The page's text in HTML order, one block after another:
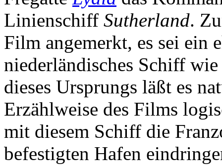
Linienschiff Sutherland.
Film angemerkt, es sei ein
niederländisches Schiff
dieses Ursprungs läßt es
Erzählweise des Films
mit diesem Schiff die
befestigten Hafen